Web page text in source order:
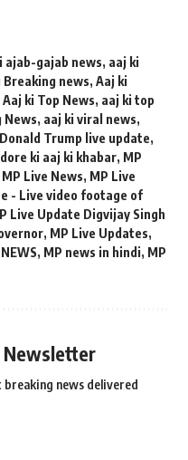
ajab-gajab news, aaj ki
Breaking news, Aaj ki
Aaj ki Top News, aaj ki top
News, aaj ki viral news,
Donald Trump live update,
ki aaj ki khabar, MP
MP Live News, MP Live
- Live video footage of
Live Update Digvijay Singh
, MP Live Updates,
, MP news in hindi, MP
Newsletter
news delivered